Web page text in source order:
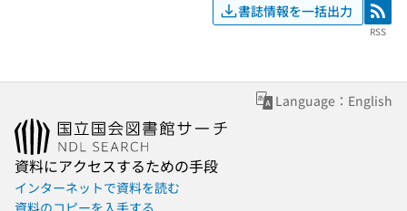
書誌情報を一括出力 RSS
RSS
Language：English
資料にアクセスするための手段
インターネットで資料を読む
資料のコピーを入手する